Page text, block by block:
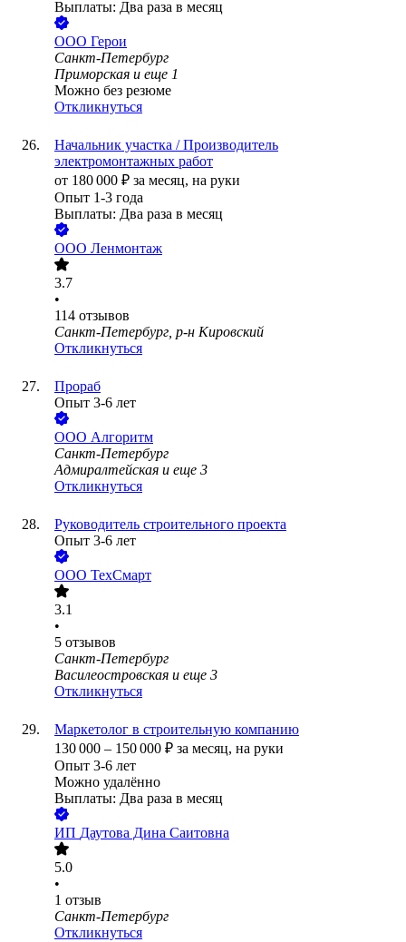
Выплаты: Два раза в месяц
ООО Герои
Санкт-Петербург
Приморская и еще 1
Можно без резюме
Откликнуться
Начальник участка / Производитель
электромонтажных работ
от 180 000 ₽ за месяц, на руки
Опыт 1-3 года
Выплаты: Два раза в месяц
ООО Ленмонтаж
3.7
•
114 отзывов
Санкт-Петербург, р-н Кировский
Откликнуться
Прораб
Опыт 3-6 лет
ООО Алгоритм
Санкт-Петербург
Адмиралтейская и еще 3
Откликнуться
Руководитель строительного проекта
Опыт 3-6 лет
ООО ТехСмарт
3.1
•
5 отзывов
Санкт-Петербург
Василеостровская и еще 3
Откликнуться
Маркетолог в строительную компанию
130 000 – 150 000 ₽ за месяц, на руки
Опыт 3-6 лет
Можно удалённо
Выплаты: Два раза в месяц
ИП Даутова Дина Саитовна
5.0
•
1 отзыв
Санкт-Петербург
Откликнуться